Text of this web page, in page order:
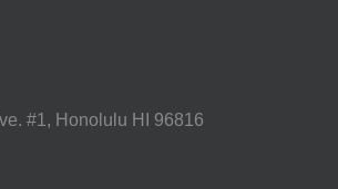
#1, Honolulu HI 96816